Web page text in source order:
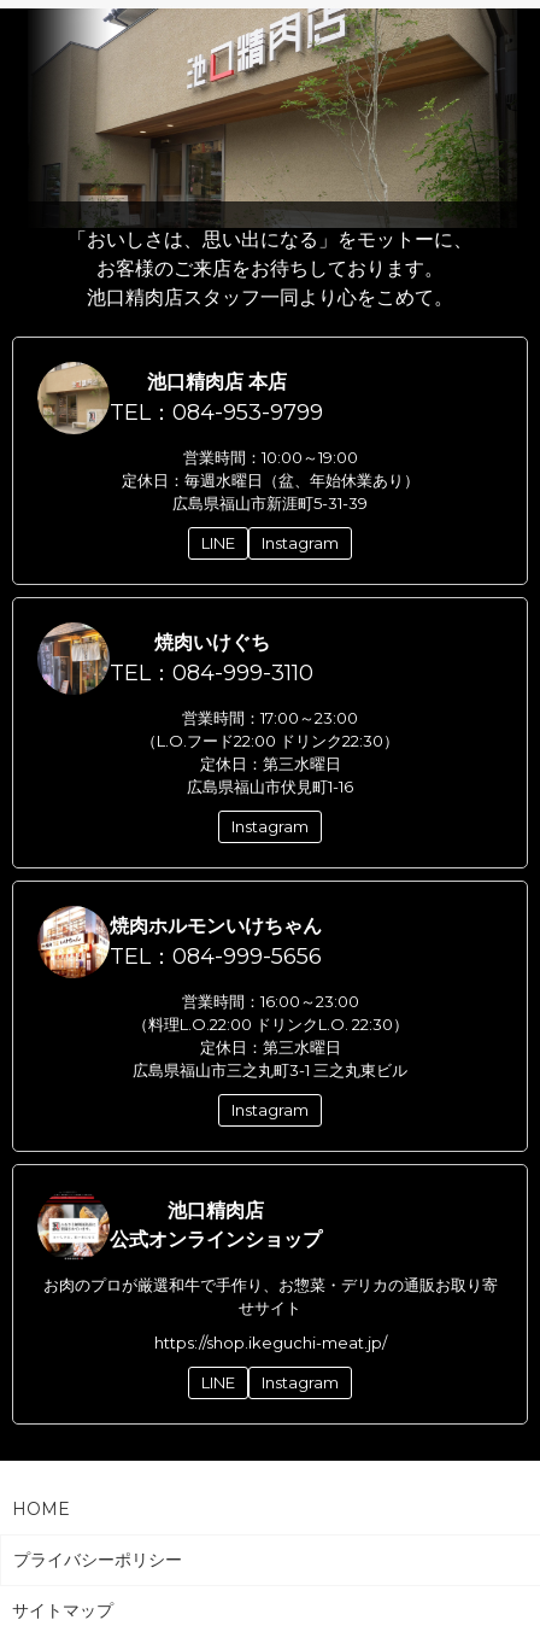
「おいしさは、思い出になる」をモットーに、
お客様のご来店をお待ちしております。
池口精肉店スタッフ一同より心をこめて。
池口精肉店 本店
TEL：084-953-9799
営業時間：10:00～19:00
定休日：毎週水曜日（盆、年始休業あり）
広島県福山市新涯町5-31-39
LINE Instagram
焼肉いけぐち
TEL：084-999-3110
営業時間：17:00～23:00
（L.O.フード22:00 ドリンク22:30）
定休日：第三水曜日
広島県福山市伏見町1-16
Instagram
焼肉ホルモンいけちゃん
TEL：084-999-5656
営業時間：16:00～23:00
（料理L.O.22:00 ドリンクL.O. 22:30）
定休日：第三水曜日
広島県福山市三之丸町3-1 三之丸東ビル
Instagram
池口精肉店
公式オンラインショップ
お肉のプロが厳選和牛で手作り、お惣菜・デリカの通販お取り寄
せサイト
https://shop.ikeguchi-meat.jp/
LINE Instagram
HOME
プライバシーポリシー
サイトマップ